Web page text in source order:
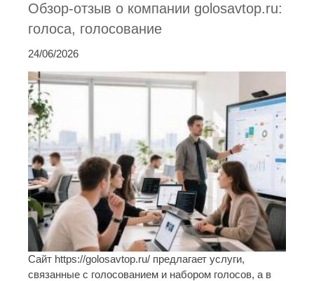
Обзор-отзыв о компании golosavtop.ru:
голоса, голосование
24/06/2026
Сайт https://golosavtop.ru/ предлагает услуги,
связанные с голосованием и набором голосов, а в